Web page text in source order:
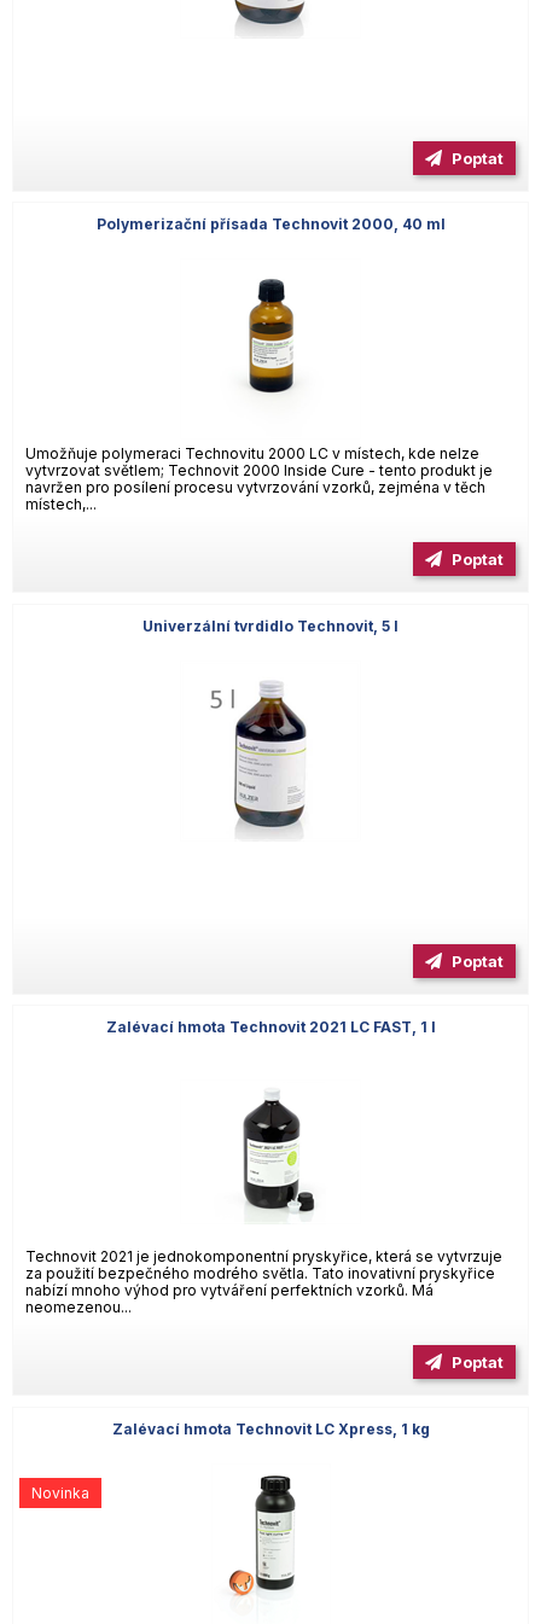
Poptat
Polymerizační přísada Technovit 2000, 40 ml
Umožňuje polymeraci Technovitu 2000 LC v místech, kde nelze
vytvrzovat světlem; Technovit 2000 Inside Cure - tento produkt je
navržen pro posílení procesu vytvrzování vzorků, zejména v těch
místech,...
Poptat
Univerzální tvrdidlo Technovit, 5 l
Poptat
Zalévací hmota Technovit 2021 LC FAST, 1 l
Technovit 2021 je jednokomponentní pryskyřice, která se vytvrzuje
za použití bezpečného modrého světla. Tato inovativní pryskyřice
nabízí mnoho výhod pro vytváření perfektních vzorků. Má
neomezenou...
Poptat
Zalévací hmota Technovit LC Xpress, 1 kg
Novinka